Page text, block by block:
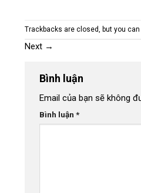
Trackbacks are closed, but you can
Next →
Bình luận
Email của bạn sẽ không
Bình luận *